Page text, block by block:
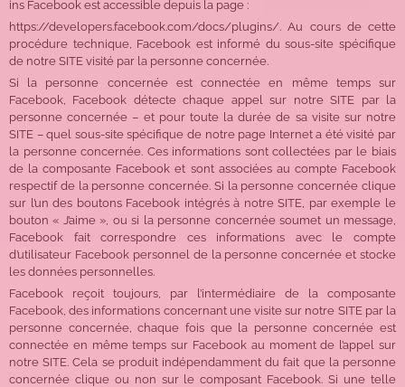
ins Facebook est accessible depuis la page :
https://developers.facebook.com/docs/plugins/. Au cours de cette
procédure technique, Facebook est informé du sous-site spécifique
de notre SITE visité par la personne concernée.
Si la personne concernée est connectée en même temps sur
Facebook, Facebook détecte chaque appel sur notre SITE par la
personne concernée – et pour toute la durée de sa visite sur notre
SITE – quel sous-site spécifique de notre page Internet a été visité par
la personne concernée. Ces informations sont collectées par le biais
de la composante Facebook et sont associées au compte Facebook
respectif de la personne concernée. Si la personne concernée clique
sur l’un des boutons Facebook intégrés à notre SITE, par exemple le
bouton « J’aime », ou si la personne concernée soumet un message,
Facebook fait correspondre ces informations avec le compte
d’utilisateur Facebook personnel de la personne concernée et stocke
les données personnelles.
Facebook reçoit toujours, par l’intermédiaire de la composante
Facebook, des informations concernant une visite sur notre SITE par la
personne concernée, chaque fois que la personne concernée est
connectée en même temps sur Facebook au moment de l’appel sur
notre SITE. Cela se produit indépendamment du fait que la personne
concernée clique ou non sur le composant Facebook. Si une telle